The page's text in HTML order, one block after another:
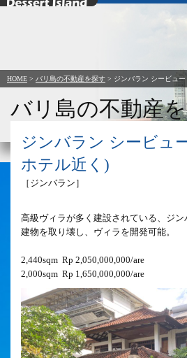
デザートアイランド
HOME > バリ島の不動産を探す > ジンバラン シービュ
バリ島の不動産
ジンバラン シービュ
ホテル近く)
［ジンバラン］
高級ヴィラが多く建設されている、ジン
建物を取り壊し、ヴィラを開発可能。
2,440sqm  Rp 2,050,000,000/are